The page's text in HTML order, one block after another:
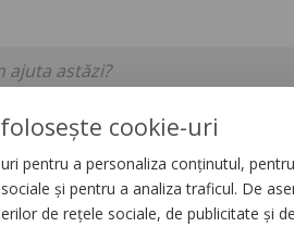
SERVICII DEVINO PARTENER
cookie-uri
pentru a personaliza conținutul,
și pentru a analiza traficul. De
de rețele sociale, de publicitate și de